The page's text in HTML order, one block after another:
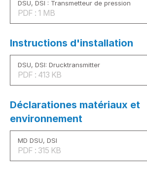
DSU, DSI : Transmetteur de pression
PDF : 1 MB
Instructions d'installation
DSU, DSI: Drucktransmitter
PDF : 413 KB
Déclarationes matériaux et
environnement
MD DSU, DSI
PDF : 315 KB